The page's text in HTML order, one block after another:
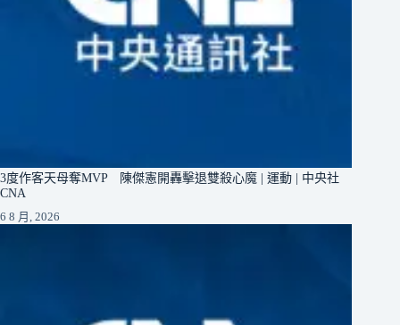
3度作客天母奪MVP 陳傑憲開轟擊退雙殺心魔 | 運動 | 中央社
CNA
6 8 月, 2026